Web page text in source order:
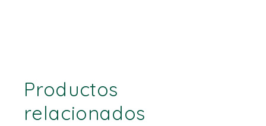
Productos
relacionados